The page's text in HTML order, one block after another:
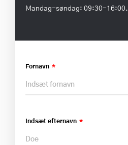
Mandag-søndag: 09:30-16:00.
Fornavn
Indsæt efternavn